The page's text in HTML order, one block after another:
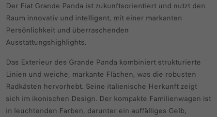
Der Fiat Grande Panda ist zukunftsorientiert und nutzt den
Raum innovativ und intelligent, mit einer markanten
Persönlichkeit und überraschenden
Ausstattungshighlights.
Das Exterieur des Grande Panda kombiniert strukturierte
Linien und weiche, markante Flächen, was die robusten
Radkästen hervorhebt. Seine italienische Herkunft zeigt
sich im ikonischen Design. Der kompakte Familienwagen ist
in leuchtenden Farben, darunter ein auffälliges Gelb,